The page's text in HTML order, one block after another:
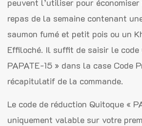
peuvent l’utiliser pour
repas de la semaine contenant
saumon fumé et petit pois ou un
Effiloché. Il suffit de saisir le code
PAPATE-15 » dans la case Code
récapitulatif de la commande.
Le code de réduction Quitoque «
uniquement valable sur votre